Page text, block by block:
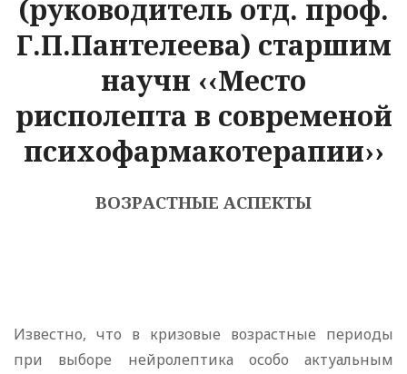
(руководитель отд. проф.
Г.П.Пантелеева) старшим
научн ‹‹Место
рисполепта в современой
психофармакотерапии››
ВОЗРАСТНЫЕ АСПЕКТЫ
Известно, что в кризовые возрастные периоды
при выборе нейролептика особо актуальным